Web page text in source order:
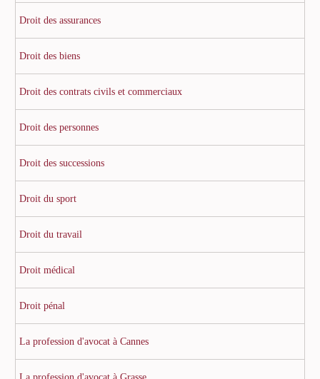
Droit des assurances
Droit des biens
Droit des contrats civils et commerciaux
Droit des personnes
Droit des successions
Droit du sport
Droit du travail
Droit médical
Droit pénal
La profession d'avocat à Cannes